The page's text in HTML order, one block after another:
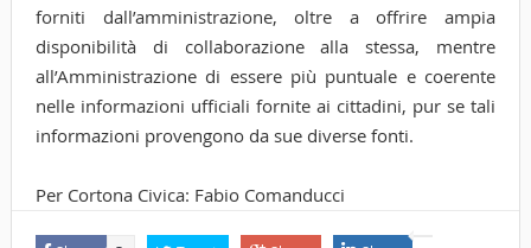
forniti dall’amministrazione, oltre a offrire ampia
disponibilità di collaborazione alla stessa, mentre
all’Amministrazione di essere più puntuale e coerente
nelle informazioni ufficiali fornite ai cittadini, pur se tali
informazioni provengono da sue diverse fonti.
Per Cortona Civica: Fabio Comanducci